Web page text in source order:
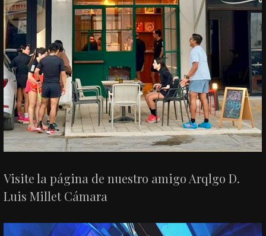
Visite la página de nuestro amigo Arqlgo D.
Luis Millet Cámara